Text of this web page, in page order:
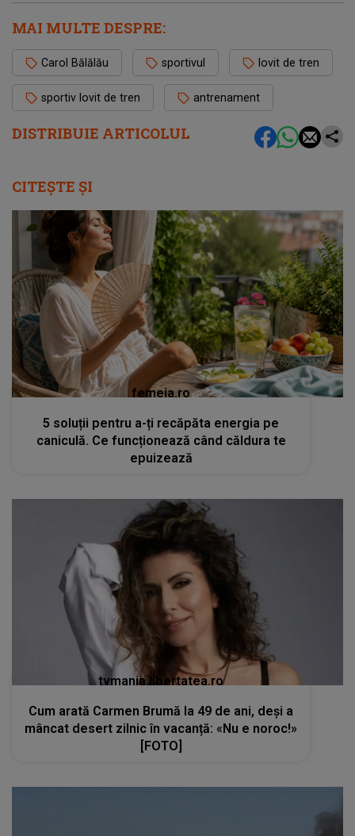
DISTRIBUIE ARTICOLUL
MAI MULTE DESPRE:
Carol Bălălău sportivul lovit de tren
sportiv lovit de tren antrenament
CITEȘTE ȘI
femeia.ro
5 soluții pentru a-ți recăpăta energia pe
caniculă. Ce funcționează când căldura te
epuizează
tvmania.libertatea.ro
Cum arată Carmen Brumă la 49 de ani, deși a
mâncat desert zilnic în vacanță: «Nu e noroc!»
[FOTO]